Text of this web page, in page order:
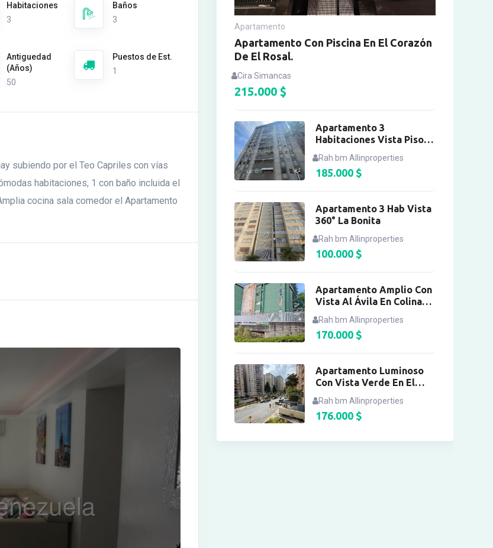
Habitaciones
3
Baños
3
Antiguedad
(Años)
50
Puestos de Est.
1
subiendo por el Teo Capriles con vías
habitaciones, 1 con baño incluida el
cocina sala comedor el Apartamento
Apartamento
Apartamento Con Piscina En El Corazón
De El Rosal.
Cira Simancas
215.000 $
Apartamento 3
Habitaciones Vista Piso
Rah bm Allinproperties
185.000 $
Apartamento 3 Hab Vista
360° La Bonita
Rah bm Allinproperties
100.000 $
Apartamento Amplio Con
Vista Al Ávila En Colinas
Rah bm Allinproperties
170.000 $
Apartamento Luminoso
Con Vista Verde En El
Rah bm Allinproperties
176.000 $